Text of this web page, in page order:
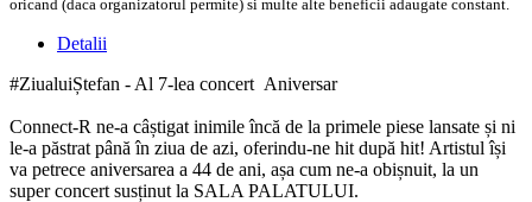
oricand (daca organizatorul permite) si multe alte beneficii adaugate constant.
Detalii
#ZiualuiȘtefan - Al 7-lea concert Aniversar
Connect-R ne-a câștigat inimile încă de la primele piese lansate și ni
le-a păstrat până în ziua de azi, oferindu-ne hit după hit! Artistul își
va petrece aniversarea a 44 de ani, așa cum ne-a obișnuit, la un
super concert susținut la SALA PALATULUI.